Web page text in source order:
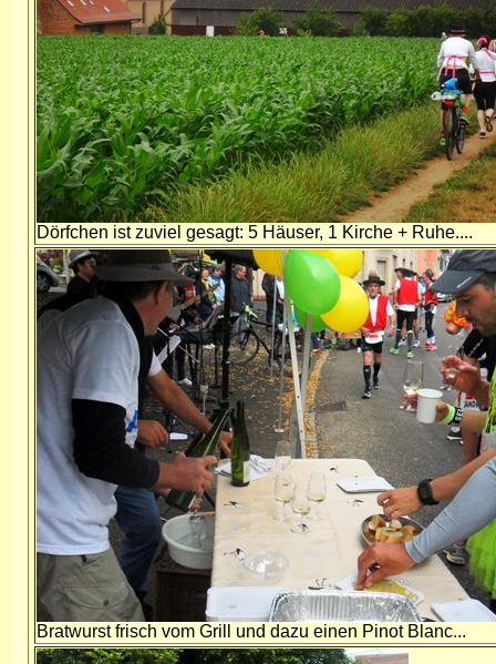
Dörfchen ist zuviel gesagt: 5 Häuser, 1 Kirche + Ruhe....
Bratwurst frisch vom Grill und dazu einen Pinot Blanc...